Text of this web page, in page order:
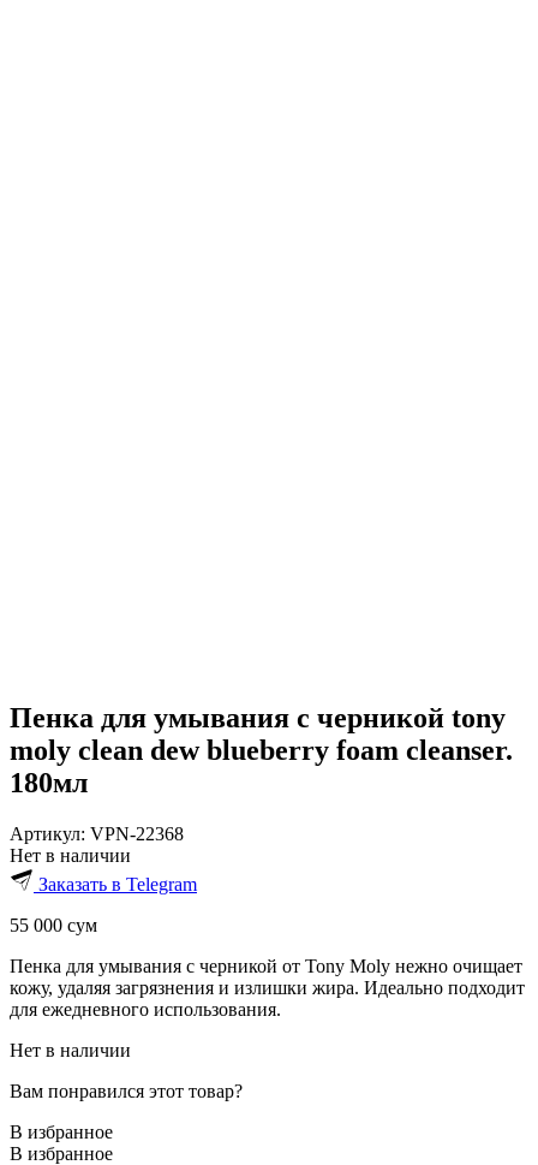
Пенка для умывания с черникой tony
moly clean dew blueberry foam cleanser.
180мл
Артикул: VPN-22368
Нет в наличии
Заказать в Telegram
55 000 сум
Пенка для умывания с черникой от Tony Moly нежно очищает
кожу, удаляя загрязнения и излишки жира. Идеально подходит
для ежедневного использования.
Нет в наличии
Вам понравился этот товар?
В избранное
В избранное